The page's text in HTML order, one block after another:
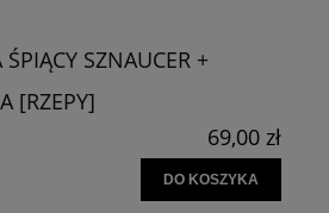
SZNAUCER +
[RZEPY]
69,00 zł
DO KOSZYKA